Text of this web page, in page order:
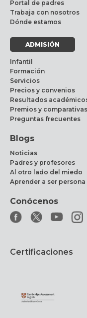
Portal de padres
Trabaja con nosotros
Dónde estamos
ADMISIÓN
Infantil
Formación
Servicios
Precios y convenios
Resultados
Premios y comparativas
Preguntas frecuentes
Blogs
Noticias
Padres y profesores
Al otro lado del miedo
Aprender a ser persona
Conócenos
Certificaciones